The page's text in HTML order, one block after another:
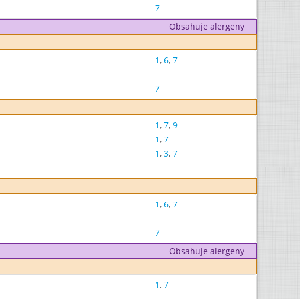
7
Obsahuje alergeny
1, 6, 7
7
1, 7, 9
1, 7
1, 3, 7
1, 6, 7
7
Obsahuje alergeny
1, 7